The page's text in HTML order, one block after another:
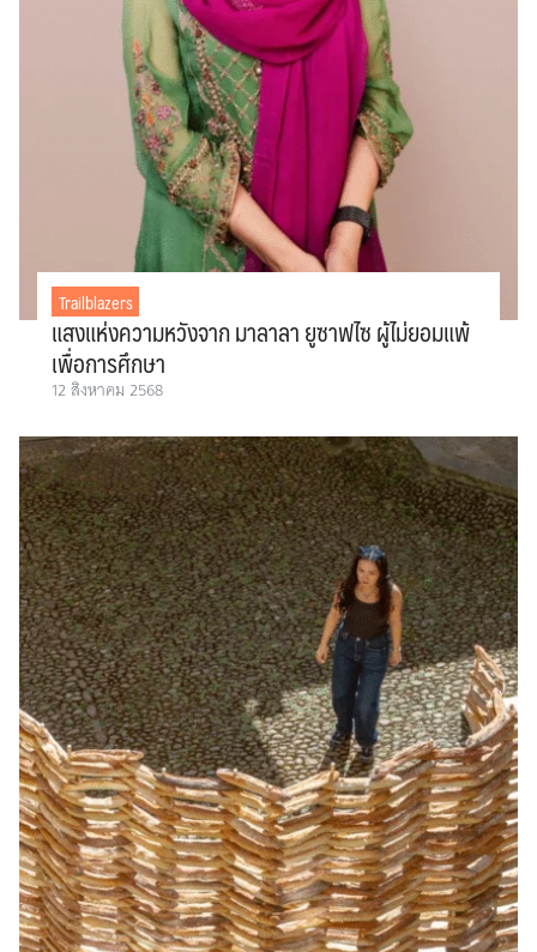
Trailblazers
แสงแห่งความหวังจาก มาลาลา ยูซาฟไซ ผู้ไม่ยอมแพ้
เพื่อการศึกษา
12 สิงหาคม 2568